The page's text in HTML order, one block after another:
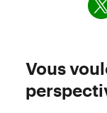
Vous